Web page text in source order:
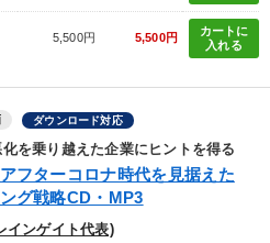
リベラルアーツ
ゼン 株式市場 営業力強化
5,500円 5,500円
カートに
入れる
ダウンロード対応
を乗り越えた企業にヒントを得る
フターコロナ時代を見据えた
グ戦略CD・MP3
インゲイト代表)